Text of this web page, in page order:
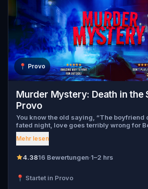
📍 Provo
Murder Mystery: Death in the
Provo
You know the old saying, “The boyfriend
fated night, love goes terribly wrong for
and Walter Bridges . Bella, a famous
found dead during a ghost tour led by the
Walter, the obsessed boyfriend? Percy,
suspects, and expose the real murderer
Mehr lesen
4.3816 Bewertungen·1–2 hrs
📍 Startet in Provo